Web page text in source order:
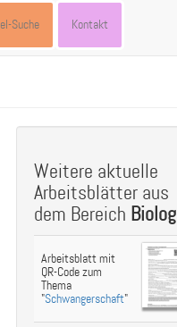
Suche Kontakt
Weitere aktuelle
Arbeitsblätter aus
dem Bereich
Arbeitsblatt mit
QR-Code zum
Thema
"Schwangerschaft"